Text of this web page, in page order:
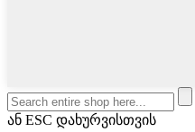
ან ESC დახურვისთვის